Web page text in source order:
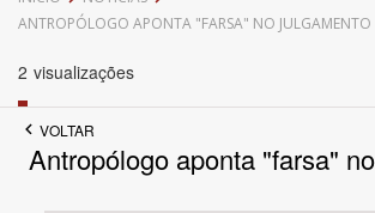
Até
ANTROPÓLOGO APONTA "FARSA" NO JULGAMENTO
2 visualizações
VOLTAR
Antropólogo aponta "farsa"